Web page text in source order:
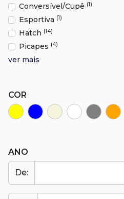
Conversível/Cupê (1)
Esportiva (1)
Hatch (14)
Picapes (4)
ver mais
COR
ANO
De: